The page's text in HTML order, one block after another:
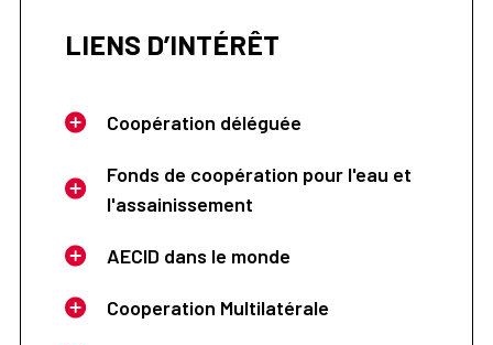
LIENS D’INTÉRÊT
Coopération déléguée
Fonds de coopération pour l'eau et
l'assainissement
AECID dans le monde
Cooperation Multilatérale